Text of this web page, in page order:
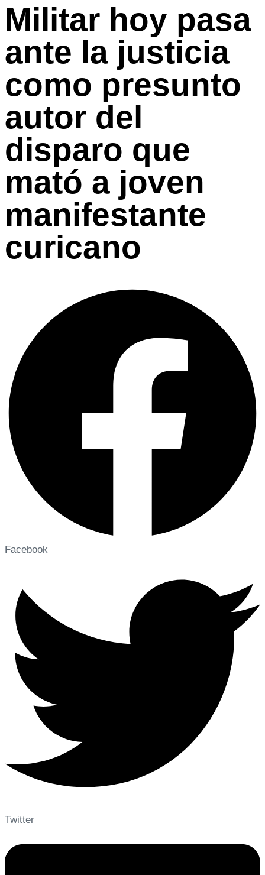
Militar hoy pasa
ante la justicia
como presunto
autor del
disparo que
mató a joven
manifestante
curicano
Facebook
Twitter